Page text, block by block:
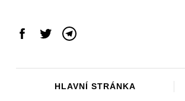
contentFacebook
TwitterTelegram
HLAVNÍ STRÁNKA